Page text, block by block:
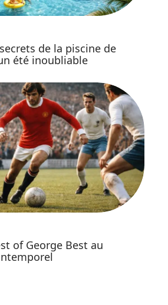
de la piscine de
été inoubliable
of George Best au